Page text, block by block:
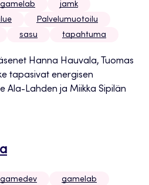
gamelab
jamk
Palvelumuotoilu
sasu tapahtuma
Hanna Hauvala, Tuomas
tapasivat energisen
Ala-Lahden ja Miikka Sipilän
gamedev
gamelab